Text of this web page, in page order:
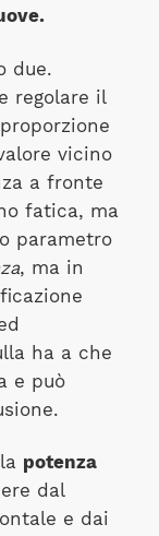
due.
regolare il
vicino
a fronte
fatica, ma
parametro
, ma in
ha a che
e può
potenza
dal
e dai